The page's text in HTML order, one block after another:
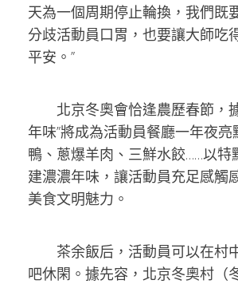
天為一個周期停止輪換，我們既
分歧活動員口胃，也要讓大師吃
平安。”
北京冬奧會恰逢農歷春節，
年味”將成為活動員餐廳一年夜
鴨、蔥爆羊肉、三鮮水餃……以特
建濃濃年味，讓活動員充足感觸
美食文明魅力。
茶余飯后，活動員可以在村
吧休閑。據先容，北京冬奧村（